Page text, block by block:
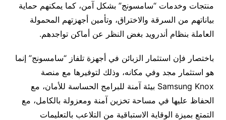
منتجات وخدمات “سامسونج” بشكل آمن، كما يمكنهم حماية
بياناتهم من السرقة والاختراق، وتأمين أجهزتهم المحمولة
العاملة بنظام أندرويد بغض النظر عن أماكن تواجدهم.
باختصار فإن استثمار الزبائن في أجهزة تلفاز “سامسونج” إنما
هو استثمار مجد وفي مكانه، وذلك لتوفيرها مع منصة
Samsung Knox بيئة آمنة للبرامج الحساسة للأمان، مع
الحفاظ عليها في مساحة تخزين آمنة ومعزولة بالكامل، مع
التمتع بميزة الوقاية الاستباقية من التلاعب بالتعليمات